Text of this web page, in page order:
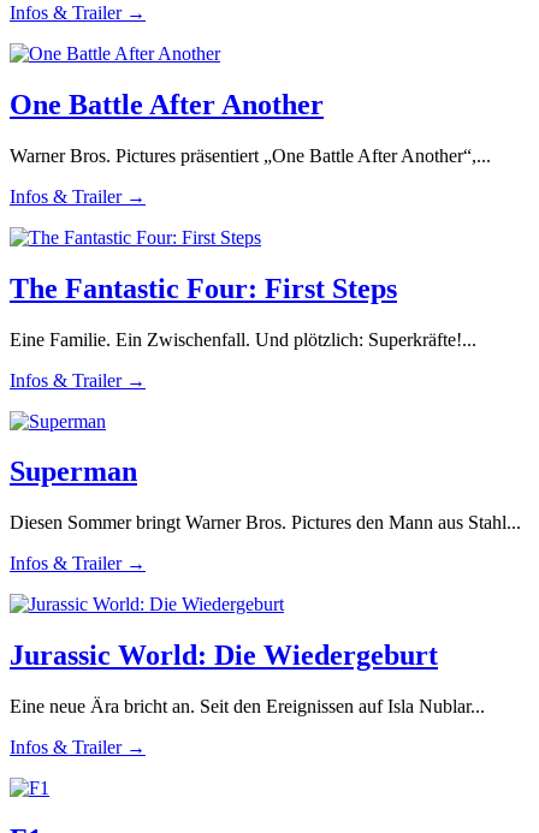
Infos & Trailer →
One Battle After Another
Warner Bros. Pictures präsentiert „One Battle After Another“,...
Infos & Trailer →
The Fantastic Four: First Steps
Eine Familie. Ein Zwischenfall. Und plötzlich: Superkräfte!...
Infos & Trailer →
Superman
Diesen Sommer bringt Warner Bros. Pictures den Mann aus Stahl...
Infos & Trailer →
Jurassic World: Die Wiedergeburt
Eine neue Ära bricht an. Seit den Ereignissen auf Isla Nublar...
Infos & Trailer →